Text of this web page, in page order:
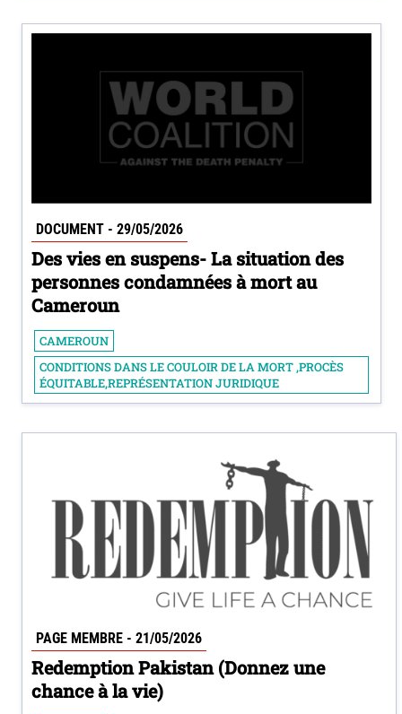
DOCUMENT - 29/05/2026
Des vies en suspens- La situation des
personnes condamnées à mort au
Cameroun
CAMEROUN
CONDITIONS DANS LE COULOIR DE LA MORT ,PROCÈS
ÉQUITABLE,REPRÉSENTATION JURIDIQUE
PAGE MEMBRE - 21/05/2026
Redemption Pakistan (Donnez une
chance à la vie)